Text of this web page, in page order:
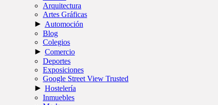
Arquitectura
Artes Gráficas
► Automoción
Blog
Colegios
► Comercio
Deportes
Exposiciones
Google Street View Trusted
► Hostelería
Inmuebles